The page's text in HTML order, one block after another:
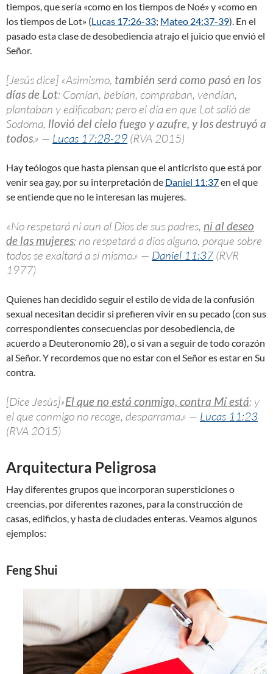
tiempos, que sería «como en los tiempos de Noé» y «como en
los tiempos de Lot» (Lucas 17:26-33; Mateo 24:37-39). En el
pasado esta clase de desobediencia atrajo el juicio que envió el
Señor.
[Jesús dice] «Asimismo, también será como pasó en los
días de Lot: Comían, bebían, compraban, vendían,
plantaban y edificaban; pero el día en que Lot salió de
Sodoma, llovió del cielo fuego y azufre, y los destruyó a
todos.» — Lucas 17:28-29 (RVA 2015)
Hay teólogos que hasta piensan que el anticristo que está por
venir sea gay, por su interpretación de Daniel 11:37en el que
se entiende que no le interesan las mujeres.
«No respetará ni aun al Dios de sus padres, ni al deseo
de las mujeres; no respetará a dios alguno, porque sobre
todos se exaltará a sí mismo.» — Daniel 11:37(RVR
1977)
Quienes han decidido seguir el estilo de vida de la confusión
sexual necesitan decidir si prefieren vivir en su pecado (con sus
correspondientes consecuencias por desobediencia, de
acuerdo a Deuteronomio 28), o si van a seguir de todo corazón
al Señor. Y recordemos que no estar con el Señor es estar en Su
contra.
[Dice Jesús]»El que no está conmigo, contra Mí está; y
el que conmigo no recoge, desparrama.» — Lucas 11:23
(RVA 2015)
Arquitectura Peligrosa
Hay diferentes grupos que incorporan supersticiones o
creencias, por diferentes razones, para la construcción de
casas, edificios, y hasta de ciudades enteras. Veamos algunos
ejemplos:
Feng Shui